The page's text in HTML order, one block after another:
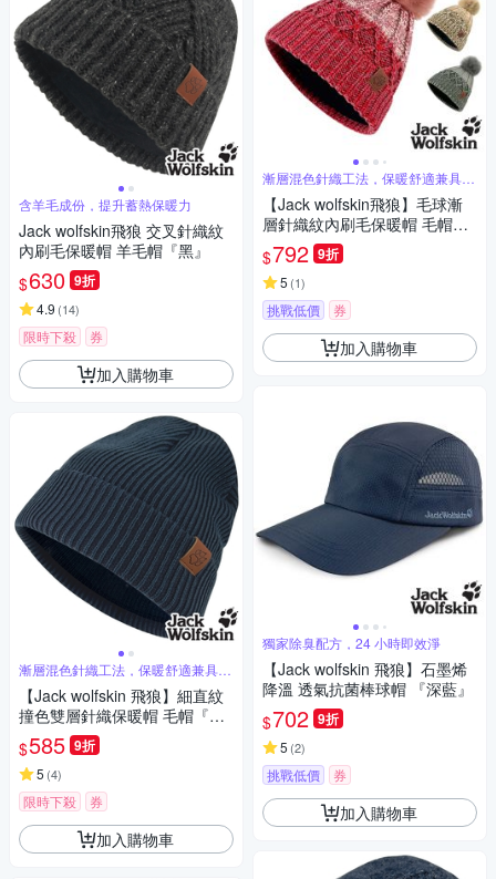
含羊毛成份，提升蓄熱保暖力
Jack wolfskin飛狼 交叉針織紋
內刷毛保暖帽 羊毛帽『黑』
$630 9折
4.9 (14)
限時下殺 券
加入購物車
漸層混色針織工法，保暖舒適兼具時
尚品味
【Jack wolfskin 飛狼】細直紋
撞色雙層針織保暖帽 毛帽『深
藍』
$585 9折
5 (4)
限時下殺 券
加入購物車
漸層混色針織工法，保暖舒適兼具時
尚品味
【Jack wolfskin飛狼】毛球漸
層針織紋內刷毛保暖帽 毛帽
『多色任選』
$792 9折
5 (1)
挑戰低價 券
加入購物車
獨家除臭配方，24 小時即效淨
【Jack wolfskin 飛狼】石墨烯
降溫 透氣抗菌棒球帽 『深藍』
$702 9折
5 (2)
挑戰低價 券
加入購物車